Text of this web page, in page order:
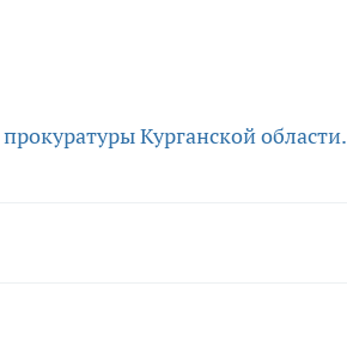
прокуратуры Курганской области.